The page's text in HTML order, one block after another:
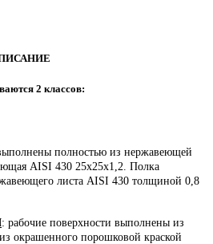
2 классов:
полностью из нержавеющей
AISI 430 25х25х1,2. Полка
листа AISI 430 толщиной 0,8
: рабочие поверхности выполнены из
окрашенного порошковой краской